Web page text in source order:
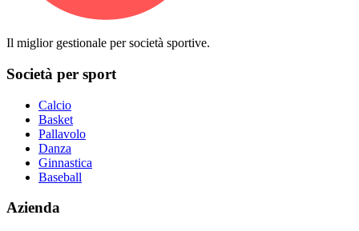
Il miglior gestionale per società sportive.
Società per sport
Calcio
Basket
Pallavolo
Danza
Ginnastica
Baseball
Azienda